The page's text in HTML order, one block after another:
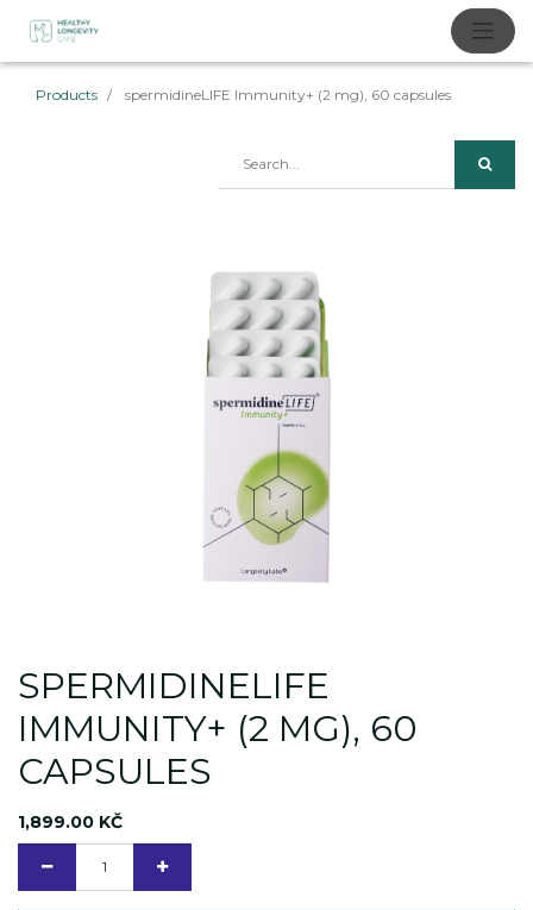
Products spermidineLIFE Immunity+ (2 mg), 60 capsules
SPERMIDINELIFE
IMMUNITY+ (2 MG), 60
CAPSULES
1,899.00 KČ